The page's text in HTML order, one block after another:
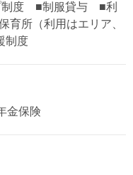
制度 ■制服貸与 ■利
育所（利用はエリア、
制度
金保険